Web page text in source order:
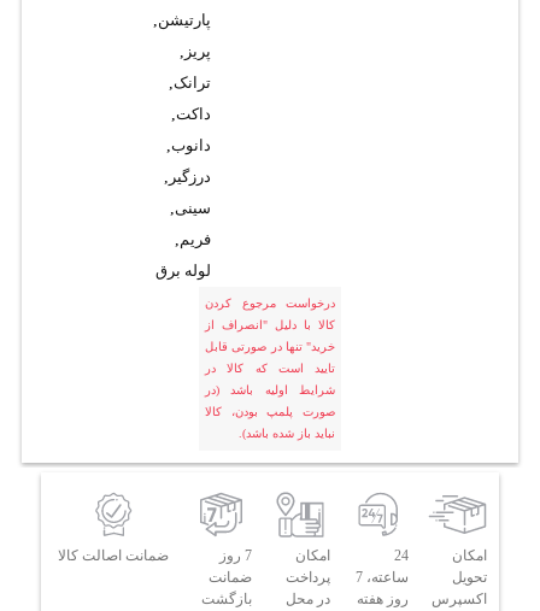
پارتیشن,
پریز ,
ترانک,
داکت,
دانوب,
درزگیر ,
سینی,
فریم,
لوله برق
درخواست مرجوع کردن
کالا با دلیل "انصراف از
خرید" تنها در صورتی قابل
تایید است که کالا در
شرایط اولیه باشد (در
صورت پلمپ بودن، کالا
نباید باز شده باشد).
امکان
تحویل
اکسپرس
24
ساعته، 7
روز هفته
امکان
پرداخت
در محل
7 روز
ضمانت
بازگشت
ضمانت اصالت کالا